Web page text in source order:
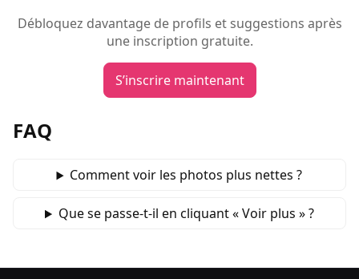
Débloquez davantage de profils et suggestions après
une inscription gratuite.
S’inscrire maintenant
FAQ
Comment voir les photos plus nettes ?
Que se passe‑t‑il en cliquant « Voir plus » ?